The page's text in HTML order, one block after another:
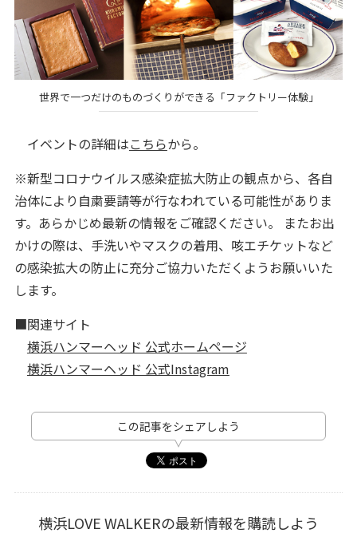
世界で一つだけのものづくりができる「ファクトリー体験」
イベントの詳細はこちらから。
※新型コロナウイルス感染症拡大防止の観点から、各自
治体により自粛要請等が行なわれている可能性がありま
す。あらかじめ最新の情報をご確認ください。 またお出
かけの際は、手洗いやマスクの着用、咳エチケットなど
の感染拡大の防止に充分ご協力いただくようお願いいた
します。
■関連サイト
横浜ハンマーヘッド 公式ホームページ
横浜ハンマーヘッド 公式Instagram
この記事をシェアしよう
横浜LOVE WALKERの最新情報を購読しよう